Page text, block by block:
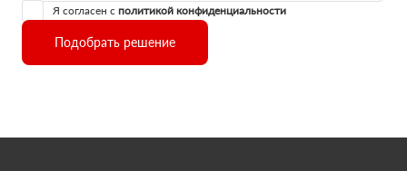
Я согласен с политикой конфиденциальности
Подобрать решение